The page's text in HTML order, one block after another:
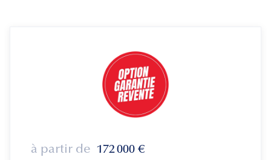
à partir de 172 000 €